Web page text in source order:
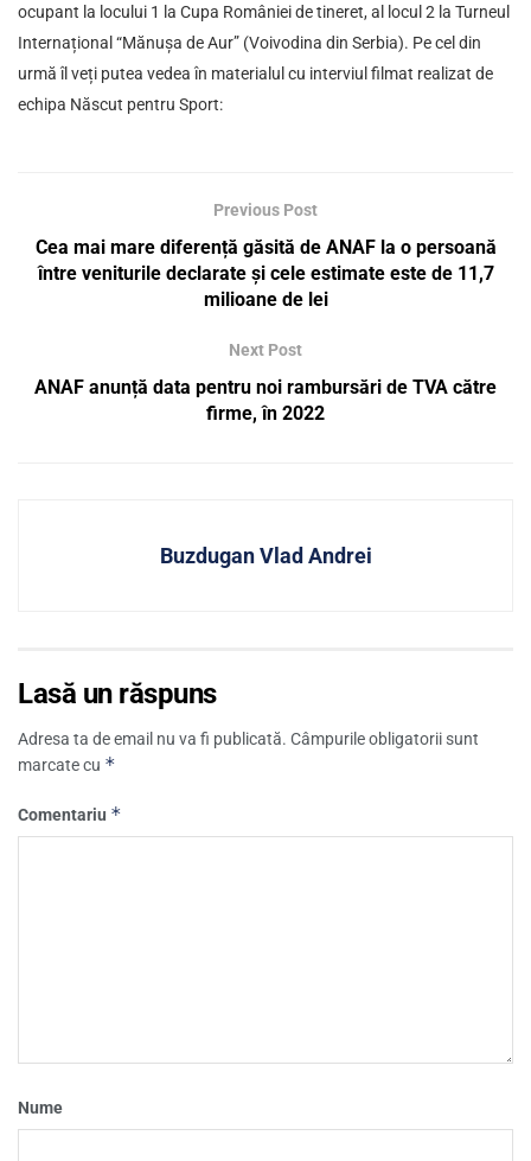
ocupant la locului 1 la Cupa României de tineret, al locul 2 la Turneul
Internațional “Mănușa de Aur” (Voivodina din Serbia). Pe cel din
urmă îl veți putea vedea în materialul cu interviul filmat realizat de
echipa Născut pentru Sport:
Previous Post
Cea mai mare diferență găsită de ANAF la o persoană
între veniturile declarate și cele estimate este de 11,7
milioane de lei
Next Post
ANAF anunță data pentru noi rambursări de TVA către
firme, în 2022
Buzdugan Vlad Andrei
Lasă un răspuns
Adresa ta de email nu va fi publicată. Câmpurile obligatorii sunt
marcate cu *
Comentariu *
Nume